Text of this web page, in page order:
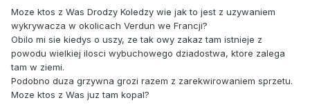
Moze ktos z Was Drodzy Koledzy wie jak to jest z uzywaniem
wykrywacza w okolicach Verdun we Francji?
Obilo mi sie kiedys o uszy, ze tak owy zakaz tam istnieje z
powodu wielkiej ilosci wybuchowego dziadostwa, ktore zalega
tam w ziemi.
Podobno duza grzywna grozi razem z zarekwirowaniem sprzetu.
Moze ktos z Was juz tam kopal?